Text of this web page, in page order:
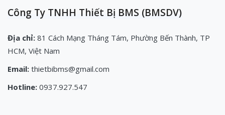
Công Ty TNHH Thiết Bị BMS (BMSDV)
Địa chỉ: 81 Cách Mạng Tháng Tám, Phường Bến Thành, TP
HCM, Việt Nam
Email: thietbibms@gmail.com
Hotline: 0937.927.547